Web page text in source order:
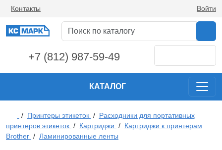
Контакты Войти
+7 (812) 987-59-49
КАТАЛОГ
/ Принтеры этикеток / Расходники для портативных
принтеров этикеток / Картриджи / Картриджи к принтерам
Brother / Ламинированные ленты